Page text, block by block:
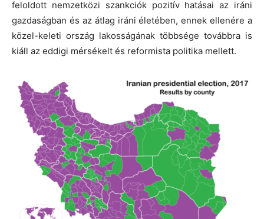
feloldott nemzetközi szankciók pozitív hatásai az iráni
gazdaságban és az átlag iráni életében, ennek ellenére a
közel-keleti ország lakosságának többsége továbbra is
kiáll az eddigi mérsékelt és reformista politika mellett.